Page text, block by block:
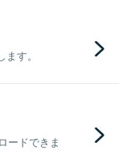
す。
ードできま